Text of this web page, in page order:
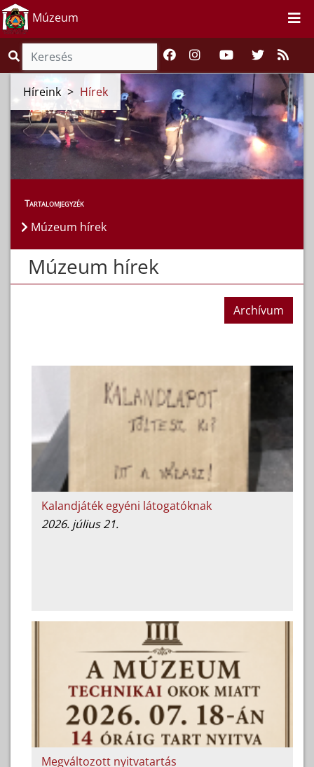
Múzeum
Híreink > Hírek
Tartalomjegyzék
Múzeum hírek
Múzeum hírek
Archívum
Kalandjáték egyéni látogatóknak
2026. július 21.
Megváltozott nyitvatartás